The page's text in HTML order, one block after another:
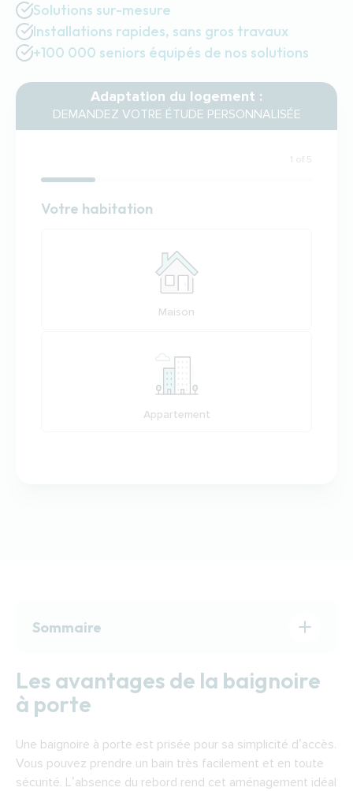
Solutions sur-mesure
Installations rapides, sans gros travaux
+100 000 seniors équipés de nos solutions
Adaptation du logement :
DEMANDEZ VOTRE ÉTUDE PERSONNALISÉE
1 of 5
Habitation
Votre habitation
Maison
Appartement
Sommaire
Choisir sa baignoire à porte
Les aides pour financer une baignoire avec
Trouver un expert pour installer une baignoire
à porte
Les avantages de la baignoire
à porte
Une baignoire à porte est prisée pour sa simplicité d’accès.
Vous pouvez prendre un bain très facilement et en toute
sécurité. L’absence du rebord rend cet aménagement idéal